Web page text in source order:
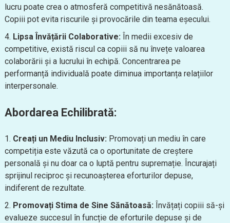
lucru poate crea o atmosferă competitivă nesănătoasă.
Copiii pot evita riscurile și provocările din teama eșecului.
Lipsa Învățării Colaborative: În medii excesiv de
competitive, există riscul ca copiii să nu învețe valoarea
colaborării și a lucrului în echipă. Concentrarea pe
performanță individuală poate diminua importanța relațiilor
interpersonale.
Abordarea Echilibrată:
Creați un Mediu Inclusiv: Promovați un mediu în care
competiția este văzută ca o oportunitate de creștere
personală și nu doar ca o luptă pentru supremație. Încurajați
sprijinul reciproc și recunoașterea eforturilor depuse,
indiferent de rezultate.
Promovați Stima de Sine Sănătoasă: Învățați copiii să-și
evalueze succesul în funcție de eforturile depuse și de